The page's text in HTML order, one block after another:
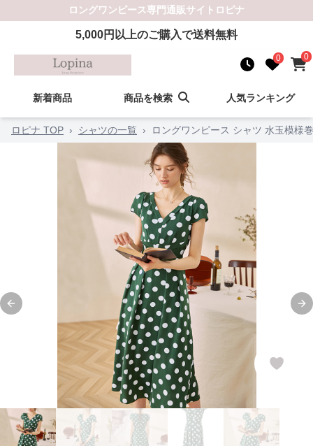
ロングワンピース専門通販サイト ロピナ
5,000円以上のご購入で送料無料
0 0
新着商品 商品を検索 人気ランキング
ロピナ TOP › シャツの一覧 › ロングワンピース シャツ 水玉模様
Previous slide